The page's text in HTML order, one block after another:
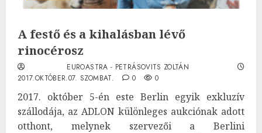
A festő és a kihalásban lévő
rinocérosz
EUROASTRA - PETRÁSOVITS ZOLTÁN
2017.OKTÓBER.07. SZOMBAT.
0 0
2017. október 5-én este Berlin egyik exkluzív
szállodája, az ADLON különleges aukciónak adott
otthont, melynek szervezői a Berlini